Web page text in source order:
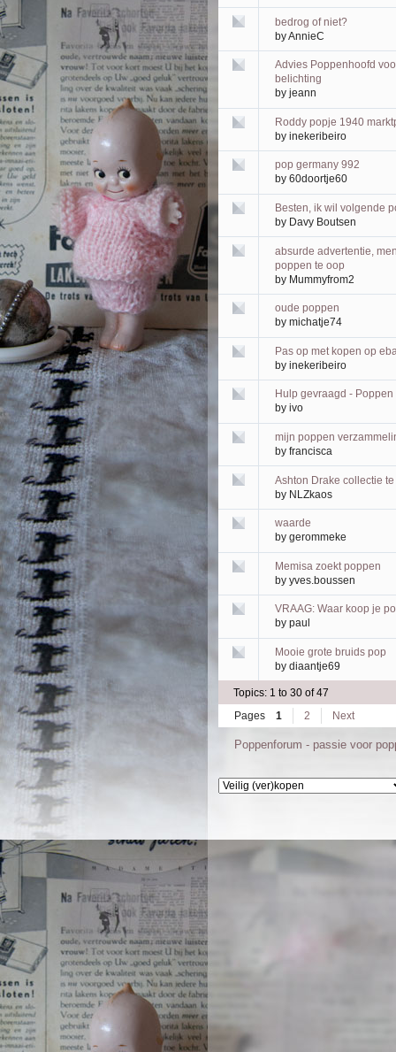
bedrog of niet?
byAnnieC
Advies Poppenhoofd
belichting
by jeann
Roddy popje 1940
by inekeribeiro
pop germany 992
by 60doortje60
Besten, ik wil volgende
by Davy Boutsen
absurde advertentie,
poppen te oop
by Mummyfrom2
oude poppen
by michatje74
Pas op met kopen op
by inekeribeiro
Hulp gevraagd -
by ivo
mijn poppen
by francisca
Ashton Drake collectie
by NLZkaos
waarde
by gerommeke
Memisa zoekt poppen
by yves.boussen
VRAAG: Waar koop je
by paul
Mooie grote bruids pop
by diaantje69
Topics: 1 to 30 of 47
Pages
1 2 Next
Poppenforum - passie voor